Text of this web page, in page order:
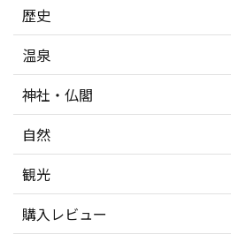
歴史
温泉
神社・仏閣
自然
観光
購入レビュー